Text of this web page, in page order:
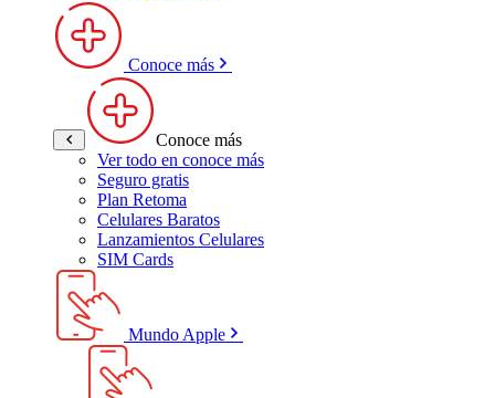
Conoce más
Conoce más
Ver todo en conoce más
Seguro gratis
Plan Retoma
Celulares Baratos
Lanzamientos Celulares
SIM Cards
Mundo Apple